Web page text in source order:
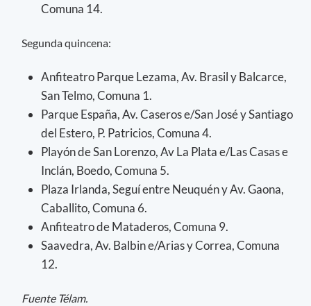
Comuna 14.
Segunda quincena:
Anfiteatro Parque Lezama, Av. Brasil y Balcarce,
San Telmo, Comuna 1.
Parque España, Av. Caseros e/San José y Santiago
del Estero, P. Patricios, Comuna 4.
Playón de San Lorenzo, Av La Plata e/Las Casas e
Inclán, Boedo, Comuna 5.
Plaza Irlanda, Seguí entre Neuquén y Av. Gaona,
Caballito, Comuna 6.
Anfiteatro de Mataderos, Comuna 9.
Saavedra, Av. Balbin e/Arias y Correa, Comuna
12.
Fuente Télam.